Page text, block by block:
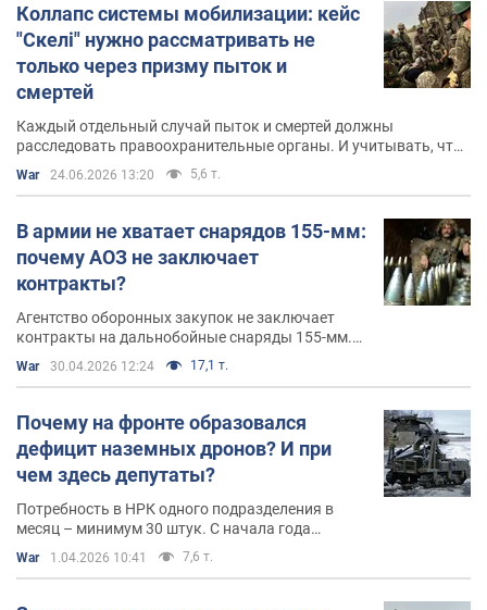
Коллапс системы мобилизации: кейс
"Скелі" нужно рассматривать не
только через призму пыток и
смертей
Каждый отдельный случай пыток и смертей должны
расследовать правоохранительные органы. И учитывать, что
армия действует в условиях, созданных для нее: властью и
системой
War 24.06.2026 13:20 5,6 т.
В армии не хватает снарядов 155-мм:
почему АОЗ не заключает
контракты?
Агентство оборонных закупок не заключает
контракты на дальнобойные снаряды 155-мм.
Хотя должно было это сделать еще в январе
War 30.04.2026 12:24 17,1 т.
Почему на фронте образовался
дефицит наземных дронов? И при
чем здесь депутаты?
Потребность в НРК одного подразделения в
месяц – минимум 30 штук. С начала года
бригады, которые работают на Покровском и
Александровском направлении, получили от 2-х
War 1.04.2026 10:41 7,6 т.